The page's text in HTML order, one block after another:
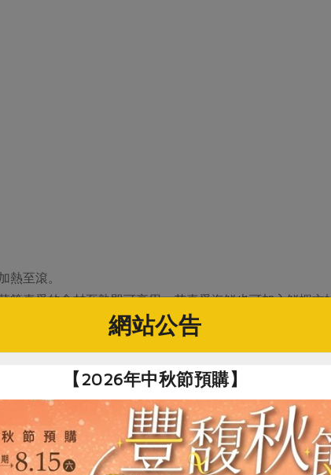
熱至滾。
等喜愛的食材至熟即可享用；若喜愛海鮮也可加入鮮蝦文
蔬菜、火鍋料等都很合宜。
水分流失，讓湯頭變少、變鹹。
水，易讓湯頭變淡，失去風味。
網站公告
【2026年中秋節預購】